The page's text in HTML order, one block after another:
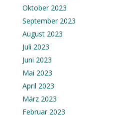
Oktober 2023
September 2023
August 2023
Juli 2023
Juni 2023
Mai 2023
April 2023
März 2023
Februar 2023